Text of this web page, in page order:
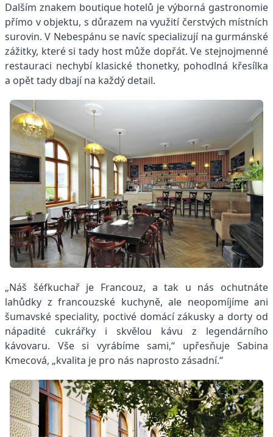
Dalším znakem boutique hotelů je výborná gastronomie
přímo v objektu, s důrazem na využití čerstvých místních
surovin. V Nebespánu se navíc specializují na gurmánské
zážitky, které si tady host může dopřát. Ve stejnojmenné
restauraci nechybí klasické thonetky, pohodlná křesílka
a opět tady dbají na každý detail.
„Náš šéfkuchař je Francouz, a tak u nás ochutnáte
lahůdky z francouzské kuchyně, ale neopomíjíme ani
šumavské speciality, poctivé domácí zákusky a dorty od
nápadité cukrářky i skvělou kávu z legendárního
kávovaru. Vše si vyrábíme sami,“ upřesňuje Sabina
Kmecová, „kvalita je pro nás naprosto zásadní.“